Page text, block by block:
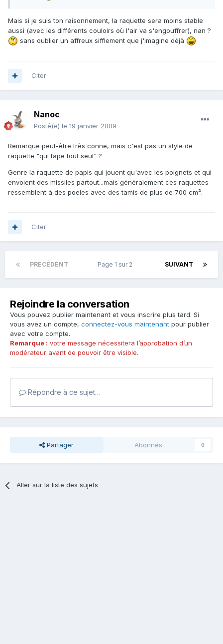
Mais si je suis ton raisonnement, la raquette sera moins stable
aussi (avec les différents couloirs où l'air va s'engouffrer), nan ?
sans oublier un affreux sifflement que j'imagine déjà
Citer
Nanoc
Posté(e) le 19 janvier 2009
Remarque peut-être très conne, mais c'est pas un style de
raquette "qui tape tout seul" ?
Genre la raquette de papis qui jouent qu'avec les poignets et qui
envoient des missiles partout...mais généralement ces raquettes
ressemblent à des poeles avec des tamis de plus de 700 cm².
Citer
PRÉCÉDENT SUIVANT
Page 1 sur 2
Rejoindre la conversation
Vous pouvez publier maintenant et vous inscrire plus tard. Si
vous avez un compte, connectez-vous maintenant pour publier
avec votre compte.
Remarque : votre message nécessitera l’approbation d’un
modérateur avant de pouvoir être visible.
Répondre à ce sujet…
Partager Abonnés 0
Aller sur la liste des sujets